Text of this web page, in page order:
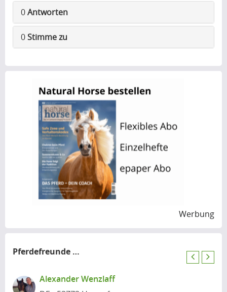
0Antworten
0Stimme zu
Werbung
Pferdefreunde
in der Nähe
Alexander Wenzlaff
P
N